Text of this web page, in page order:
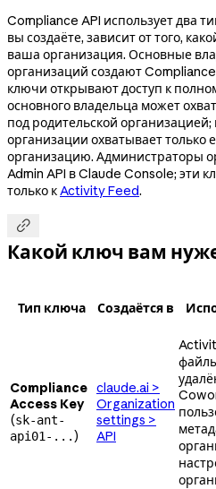
Compliance API использует два
вы создаёте, зависит от того,
ваша организация. Основные
организаций создают
ключи открывают доступ к
основного владельца может
под родительской
организации охватывает только
организацию. Администраторы
Admin API в Claude Console; эти
только кActivity Feed.

Какой ключ вам
Тип ключа Создаётся в
Compliance
Access Key
(sk-ant-
api01-...)
claude.ai >
Organization
settings >
API